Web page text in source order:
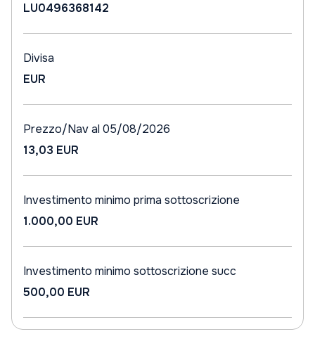
LU0496368142
Divisa
EUR
Prezzo/Nav al 05/08/2026
13,03 EUR
Investimento minimo prima sottoscrizione
1.000,00 EUR
Investimento minimo sottoscrizione succ
500,00 EUR